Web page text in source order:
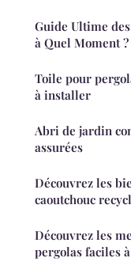
Guide Ultime
à Quel Moment ?
Toile pour
à installer
Abri de jardin
assurées
Découvrez les
caoutchouc
Découvrez les
pergolas faciles